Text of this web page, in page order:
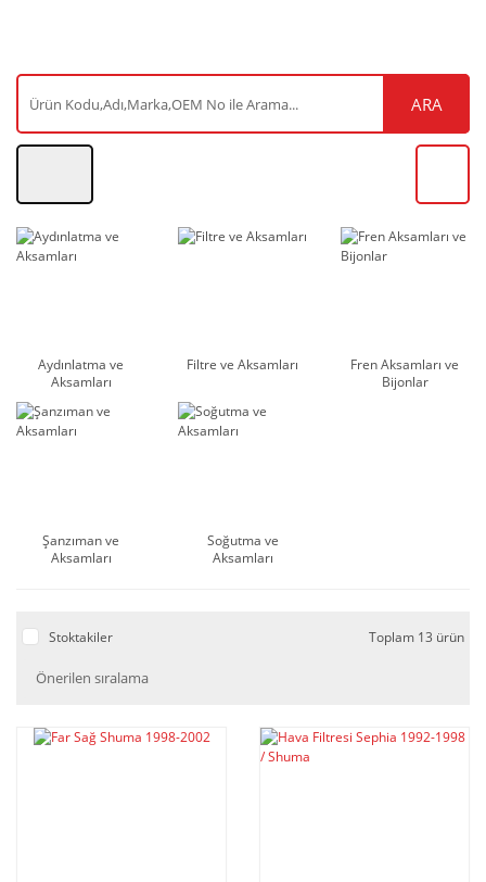
ARA
Aydınlatma ve
Aksamları
Filtre ve Aksamları
Fren Aksamları ve
Bijonlar
Şanzıman ve
Aksamları
Soğutma ve
Aksamları
Stoktakiler Toplam 13 ürün